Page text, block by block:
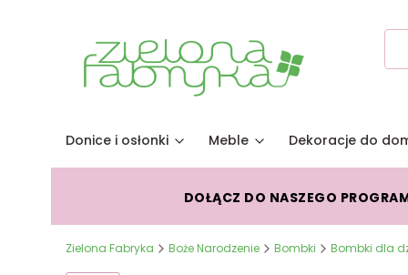
Donice i osłonki Meble Dekoracje do
DOŁĄCZ DO NASZEGO
Zielona Fabryka Boże Narodzenie Bombki Bombki dla